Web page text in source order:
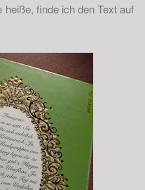
finde ich den Text auf